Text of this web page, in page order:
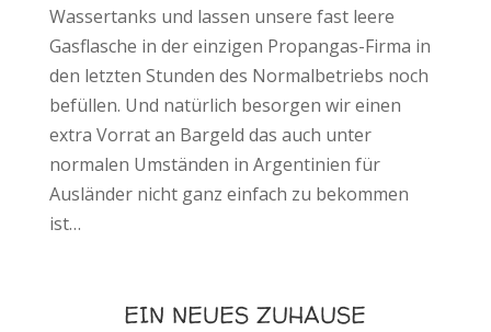
Wassertanks und lassen unsere fast leere
Gasflasche in der einzigen Propangas-Firma in
den letzten Stunden des Normalbetriebs noch
befüllen. Und natürlich besorgen wir einen
extra Vorrat an Bargeld das auch unter
normalen Umständen in Argentinien für
Ausländer nicht ganz einfach zu bekommen
ist…
EIN NEUES ZUHAUSE